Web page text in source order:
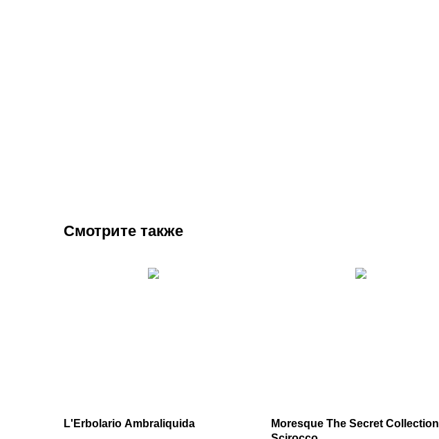
Смотрите также
L'Erbolario Ambraliquida
Moresque The Secret Collection